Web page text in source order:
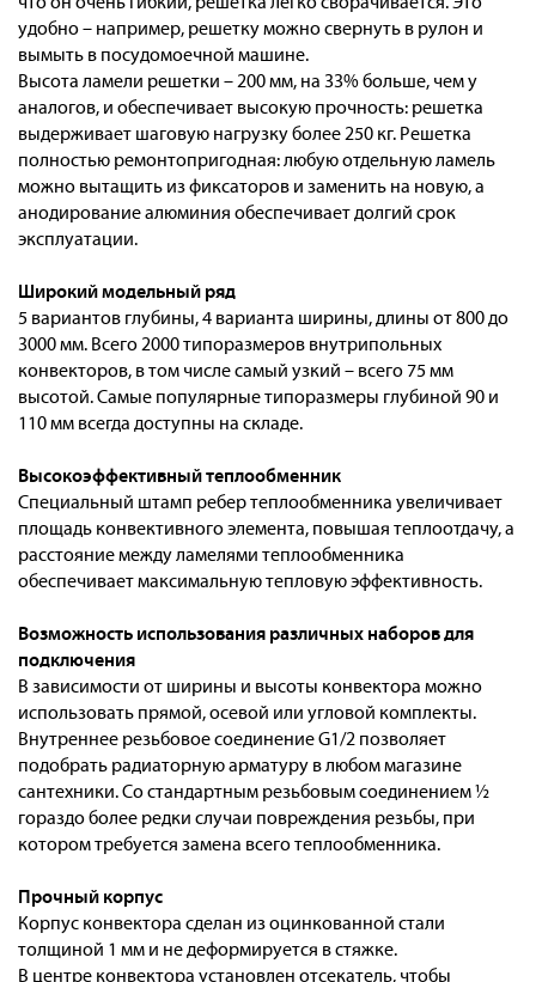
удобно – например, решетку можно свернуть в рулон и
вымыть в посудомоечной машине.
Высота ламели решетки – 200 мм, на 33% больше, чем у
аналогов, и обеспечивает высокую прочность: решетка
выдерживает шаговую нагрузку более 250 кг. Решетка
полностью ремонтопригодная: любую отдельную ламель
можно вытащить из фиксаторов и заменить на новую, а
анодирование алюминия обеспечивает долгий срок
эксплуатации.
Широкий модельный ряд
5 вариантов глубины, 4 варианта ширины, длины от 800 до
3000 мм. Всего 2000 типоразмеров внутрипольных
конвекторов, в том числе самый узкий – всего 75 мм
высотой. Самые популярные типоразмеры глубиной 90 и
110 мм всегда доступны на складе.
Высокоэффективный теплообменник
Специальный штамп ребер теплообменника увеличивает
площадь конвективного элемента, повышая теплоотдачу, а
расстояние между ламелями теплообменника
обеспечивает максимальную тепловую эффективность.
Возможность использования различных наборов для
подключения
В зависимости от ширины и высоты конвектора можно
использовать прямой, осевой или угловой комплекты.
Внутреннее резьбовое соединение G1/2 позволяет
подобрать радиаторную арматуру в любом магазине
сантехники. Со стандартным резьбовым соединением ½
гораздо более редки случаи повреждения резьбы, при
котором требуется замена всего теплообменника.
Прочный корпус
Корпус конвектора сделан из оцинкованной стали
толщиной 1 мм и не деформируется в стяжке.
В центре конвектора установлен отсекатель, чтобы